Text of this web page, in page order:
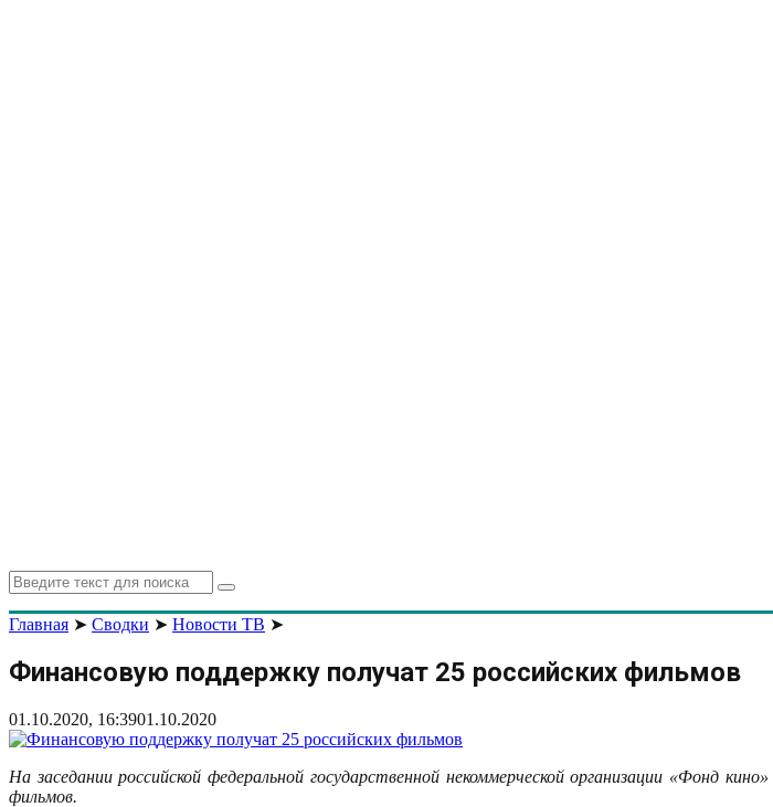
Search
for:
Search
Главная ➤ Сводки ➤ Новости ТВ ➤
Финансовую поддержку получат 25 российских фильмов
01.10.2020, 16:3901.10.2020
На заседании российской федеральной государственной некоммерческой организации «Фонд
фильмов.